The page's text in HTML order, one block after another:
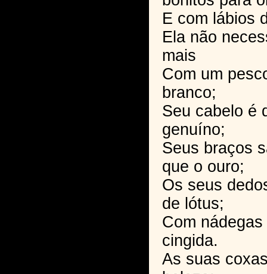
E com lábios
Ela não
mais
Com um
branco;
Seu cabelo é
genuíno;
Seus braços
que o ouro;
Os seus
de lótus;
Com
cingida.
As suas